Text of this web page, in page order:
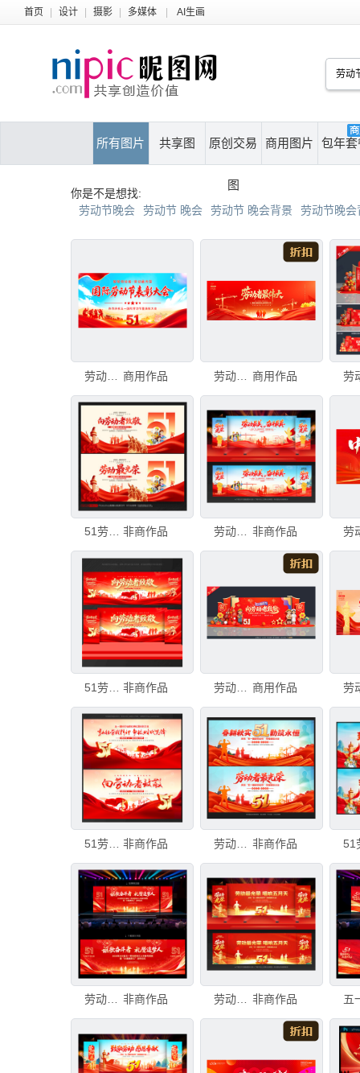
首页 设计 摄影 多媒体 AI生画
所有图片 共享图 原创交易
图
商用图片 包年套
你是不是想找:
劳动节晚会 劳动节 晚会 劳动节 晚会背景 劳动节晚会
商用作品 劳动节晚会舞台背景 商用作品
51劳动节晚会背景 非商作品 劳动节晚会舞台背景 非商作品
非商作品 劳动节晚会背景 商用作品
非商作品 劳动节晚会舞台背景 非商作品
劳动节晚会 非商作品 劳动节晚会舞台背景 非商作品